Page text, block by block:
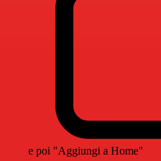
e poi "Aggiungi a Home"